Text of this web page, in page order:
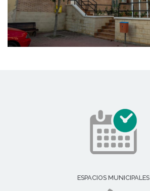
ESPACIOS MUNICIPALES